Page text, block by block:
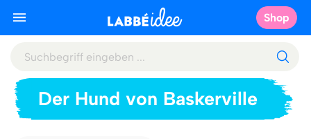
Shop
Der Hund von Baskerville